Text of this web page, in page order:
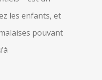
les enfants, et
pouvant